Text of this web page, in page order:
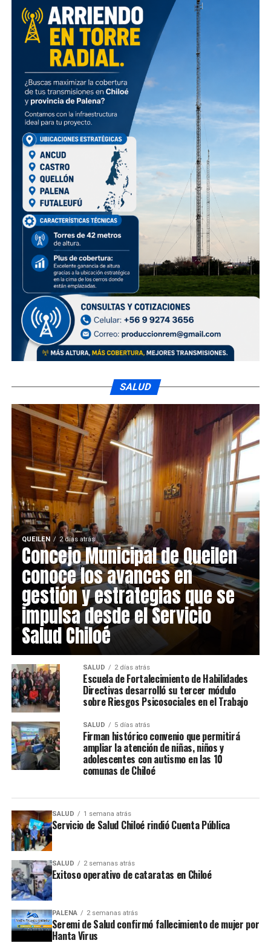
SALUD
QUEILEN 2 días atrás
Concejo Municipal de Queilen
conoce los avances en
gestión y estrategias que se
impulsa desde el Servicio
Salud Chiloé
SALUD 2 días atrás
Escuela de Fortalecimiento de Habilidades
Directivas desarrolló su tercer módulo
sobre Riesgos Psicosociales en el Trabajo
SALUD 5 días atrás
Firman histórico convenio que permitirá
ampliar la atención de niñas, niños y
adolescentes con autismo en las 10
comunas de Chiloé
SALUD 1 semana atrás
Servicio de Salud Chiloé rindió Cuenta Pública
SALUD 2 semanas atrás
Exitoso operativo de cataratas en Chiloé
PALENA 2 semanas atrás
Seremi de Salud confirmó fallecimiento de mujer por
Hanta Virus